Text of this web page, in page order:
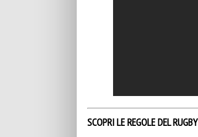
SCOPRI LE REGOLE DEL RUGBY